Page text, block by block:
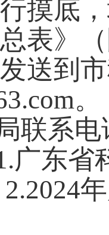
摸底
表》
送到
。
联系电
广东省
2.2024